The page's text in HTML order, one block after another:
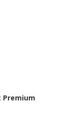
Premium